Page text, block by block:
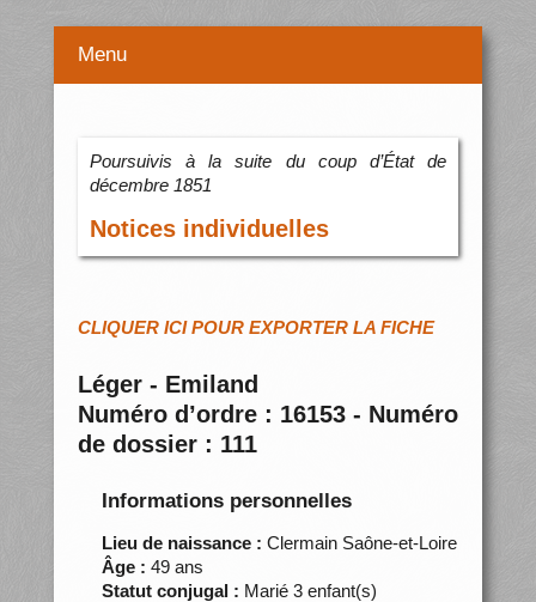
Menu
Poursuivis à la suite du coup d’État de
décembre 1851
Notices individuelles
CLIQUER ICI POUR EXPORTER LA FICHE
Léger - Emiland
Numéro d’ordre : 16153 - Numéro
de dossier : 111
Informations personnelles
Lieu de naissance : Clermain Saône-et-Loire
Âge : 49 ans
Statut conjugal : Marié 3 enfant(s)